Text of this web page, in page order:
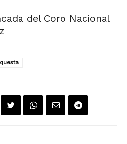
del Coro Nacional